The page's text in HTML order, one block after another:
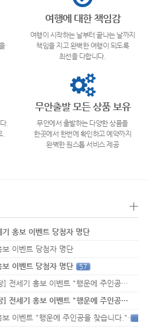
여행에 대한 책임감
여행이 시작하는 날부터 끝나는 날까지
책임을 지고 완벽한 여행이 되도록
최선을 다합니다.
.
.
무안출발 모든 상품 보유
무안에서 출발하는 다양한 상품을
한곳에서 한번에 확인하고 예약까지
완벽한 원스톱 서비스 제공
+
홍보 이벤트 당첨자 명단
이벤트 당첨자 명단
이벤트 당첨자 명단
57
] 전세기 홍보 이벤트 "행운에 주인공…
] 전세기 홍보 이벤트 "행운에 주인공…
[무안공항 활성화] 가을전세기 홍보 이벤트 "행운에 주인공을 찾습니다."33